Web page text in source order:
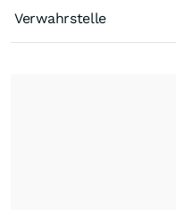
Verwahrstelle